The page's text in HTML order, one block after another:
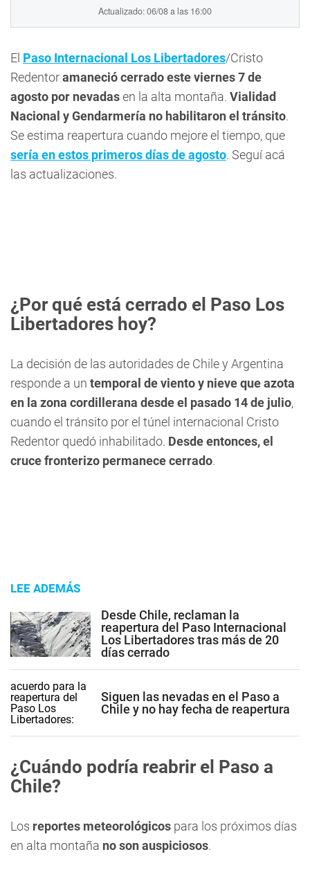
Actualizado: 06/08 a las 16:00
El Paso Internacional Los Libertadores/Cristo
Redentoramaneció cerrado este viernes 7 de
agosto por nevadasen la alta montaña. Vialidad
Nacional y Gendarmería no habilitaron el tránsito.
Se estima reapertura cuando mejore el tiempo, que
sería en estos primeros días de agosto. Seguí acá
las actualizaciones.
¿Por qué está cerrado el Paso Los
Libertadores hoy?
La decisión de las autoridades de Chile y Argentina
responde a un temporal de viento y nieve que azota
en la zona cordillerana desde el pasado 14 de julio,
cuando el tránsito por el túnel internacional Cristo
Redentor quedó inhabilitado. Desde entonces, el
cruce fronterizo permanece cerrado.
LEE ADEMÁS
Desde Chile, reclaman la
reapertura del Paso Internacional
Los Libertadores tras más de 20
días cerrado
Siguen las nevadas en el Paso a
Chile y no hay fecha de reapertura
¿Cuándo podría reabrir el Paso a
Chile?
Los reportes meteorológicos para los próximos días
en alta montaña no son auspiciosos.